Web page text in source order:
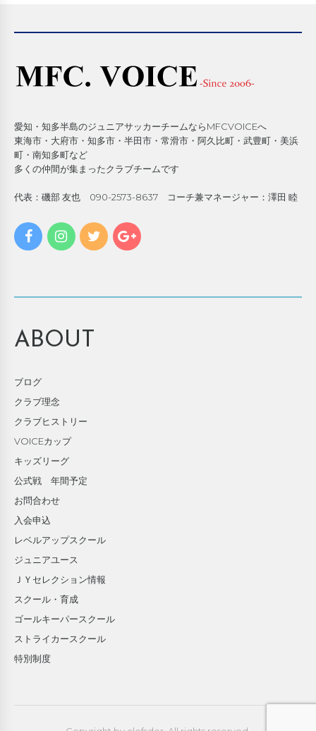
愛知・知多半島のジュニアサッカーチームならMFCVOICEへ
東海市・大府市・知多市・半田市・常滑市・阿久比町・武豊町・美浜
町・南知多町など
多くの仲間が集まったクラブチームです
代表：磯部 友也 090-2573-8637 コーチ兼マネージャー：澤田 睦
ABOUT
ブログ
クラブ理念
クラブヒストリー
VOICEカップ
キッズリーグ
公式戦 年間予定
お問合わせ
入会申込
レベルアップスクール
ジュニアユース
ＪＹセレクション情報
スクール・育成
ゴールキーパースクール
ストライカースクール
特別制度